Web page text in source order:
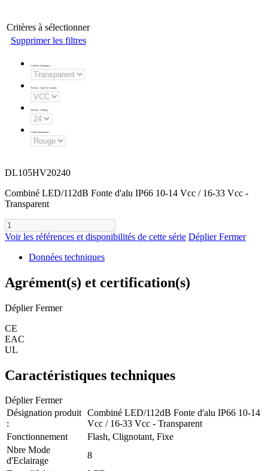
Critères à sélectionner
Supprimer les filtres
Couleurs d'optiques :
Tension - Type de Courant :
Tension - Voltage :
Couleur (matériau) :
DL105HV20240
Combiné LED/112dB Fonte d'alu IP66 10-14 Vcc / 16-33 Vcc -
Transparent
Voir les références et disponibilités de cette série Déplier Fermer
Données techniques
Agrément(s) et certification(s)
Déplier Fermer
CE
EAC
UL
Caractéristiques techniques
Déplier Fermer
Désignation produit
:
Combiné LED/112dB Fonte d'alu IP66 10-14
Vcc / 16-33 Vcc - Transparent
Fonctionnement
Flash, Clignotant, Fixe
Nbre Mode
d'Eclairage
8